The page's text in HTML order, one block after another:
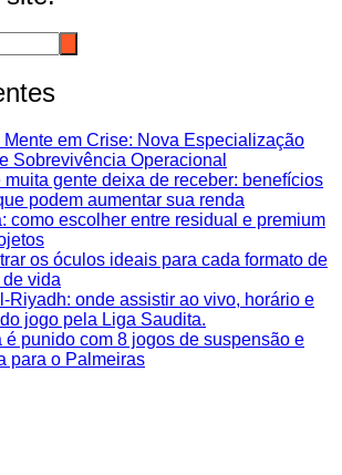
Mente em Crise: Nova Especialização
Sobrevivência Operacional
muita gente deixa de receber: benefícios
podem aumentar sua renda
como escolher entre residual e premium
os óculos ideais para cada formato de
vida
Riyadh: onde assistir ao vivo, horário e
jogo pela Liga Saudita.
é punido com 8 jogos de suspensão e
para o Palmeiras